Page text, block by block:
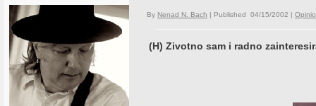
By Nenad N. Bach | Published 04/15/2002 |
(H) Zivotno sam i radno